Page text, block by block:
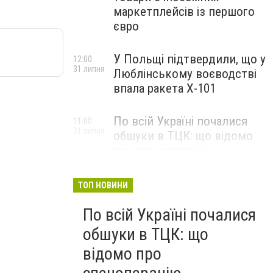
маркетплейсів із першого
євро
У Польщі підтвердили, що у
Люблінському воєводстві
впала ракета Х-101
12:00
31 липня
По всій Україні почалися
обшуки в ТЦК: що відомо
11:00
ТОП НОВИНИ
По всій Україні почалися
обшуки в ТЦК: що
відомо про